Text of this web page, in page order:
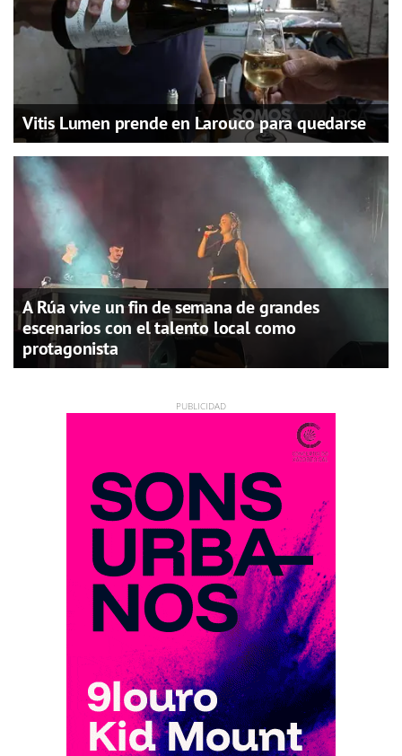
Vitis Lumen prende en Larouco para quedarse
A Rúa vive un fin de semana de grandes
escenarios con el talento local como
protagonista